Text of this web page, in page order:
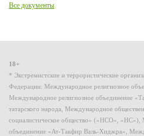
Все документы
18+
* Экстремистские и террористические
Федерации: Международное религиозное
Международное религиозное объединение
татарского народа, Международное
социалистическое общество» («НСО», «НС»),
объединение «Ат-Такфир Валь-Хиджра»,